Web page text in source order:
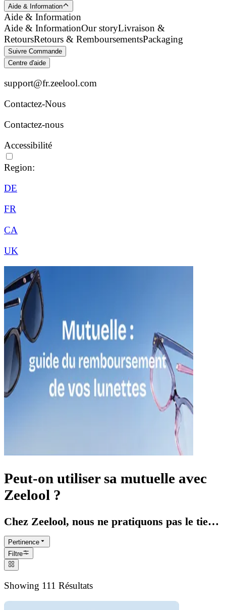
Aide & Information
Aide & Information
Aide & InformationOur storyLivraison &
RetoursRetours & RemboursementsPackaging
Suivre Commande
Centre d'aide
support@fr.zeelool.com
Contactez-Nous​
Contactez-nous
Accessibilité
Region:
DE
FR
CA
UK
Peut-on utiliser sa mutuelle avec
Zeelool ?
Chez Zeelool, nous ne pratiquons pas le tiers
payant (pas de télétransmission directe avec
la Sécurité Sociale). Cependant, nous vous
fournissons une facture détaillée et officielle
après votre achat, à soumettre à votre
mutuelle pour connaître les modalités de
prise en charge.
Pertinence
Filtre
Showing 111 Résultats